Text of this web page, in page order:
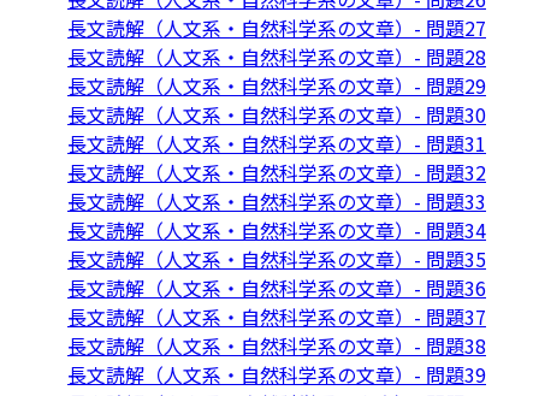
長文読解（人文系・自然科学系の文章）- 問題27
長文読解（人文系・自然科学系の文章）- 問題28
長文読解（人文系・自然科学系の文章）- 問題29
長文読解（人文系・自然科学系の文章）- 問題30
長文読解（人文系・自然科学系の文章）- 問題31
長文読解（人文系・自然科学系の文章）- 問題32
長文読解（人文系・自然科学系の文章）- 問題33
長文読解（人文系・自然科学系の文章）- 問題34
長文読解（人文系・自然科学系の文章）- 問題35
長文読解（人文系・自然科学系の文章）- 問題36
長文読解（人文系・自然科学系の文章）- 問題37
長文読解（人文系・自然科学系の文章）- 問題38
長文読解（人文系・自然科学系の文章）- 問題39